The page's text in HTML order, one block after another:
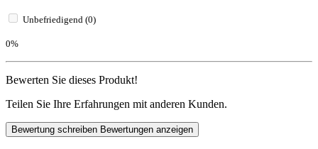
Unbefriedigend (0)
0%
Bewerten Sie dieses Produkt!
Teilen Sie Ihre Erfahrungen mit anderen Kunden.
Bewertung schreiben Bewertungen anzeigen